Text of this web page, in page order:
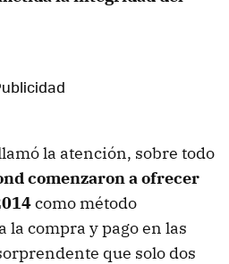
la atención, sobre todo
comenzaron a ofrecer
como método
compra y pago en las
que solo dos